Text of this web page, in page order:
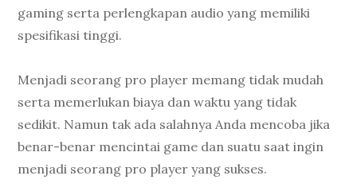
gaming serta perlengkapan audio yang memiliki
spesifikasi tinggi.
Menjadi seorang pro player memang tidak mudah
serta memerlukan biaya dan waktu yang tidak
sedikit. Namun tak ada salahnya Anda mencoba jika
benar-benar mencintai game dan suatu saat ingin
menjadi seorang pro player yang sukses.